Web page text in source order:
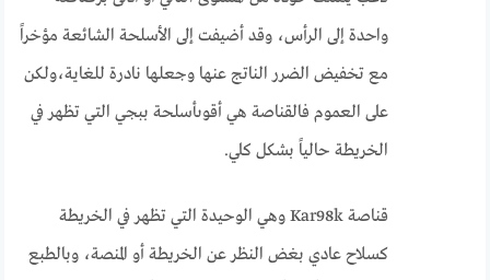
واحدة إلى الرأس، وقد أضيفت إلى الأسلحة الشائعة مؤخراً
مع تخفيض الضرر الناتج عنها وجعلها نادرة للغاية،ولكن
على العموم فالقناصة هي أقوىأسلحة ببجي التي تظهر في
الخريطة حالياً بشكل كلي.
قناصة Kar98k وهي الوحيدة التي تظهر في الخريطة
كسلاح عادي بغض النظر عن الخريطة أو المنصة، وبالطبع